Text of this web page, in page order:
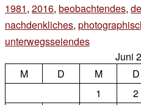
1981, 2016, beobachtendes,
nachdenkliches,
unterwegsseiendes
#tbt
Juni
M
D M D
1
2